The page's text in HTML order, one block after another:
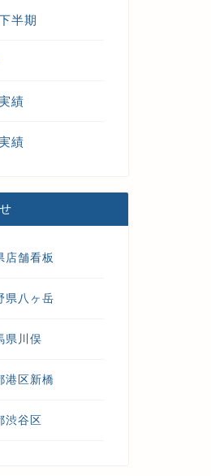
半期
績
績
店舗看板
県八ヶ岳
県川俣
港区新橋
渋谷区